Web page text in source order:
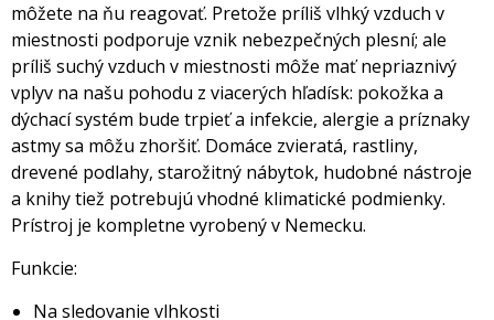
môžete na ňu reagovať. Pretože príliš vlhký vzduch v
miestnosti podporuje vznik nebezpečných plesní; ale
príliš suchý vzduch v miestnosti môže mať nepriaznivý
vplyv na našu pohodu z viacerých hľadísk: pokožka a
dýchací systém bude trpieť a infekcie, alergie a príznaky
astmy sa môžu zhoršiť. Domáce zvieratá, rastliny,
drevené podlahy, starožitný nábytok, hudobné nástroje
a knihy tiež potrebujú vhodné klimatické podmienky.
Prístroj je kompletne vyrobený v Nemecku.
Funkcie:
Na sledovanie vlhkosti